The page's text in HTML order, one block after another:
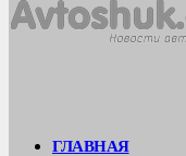
ГЛАВНАЯ